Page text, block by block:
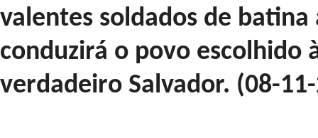
valentes soldados de
conduzirá o povo escolhido
verdadeiro Salvador. (08-